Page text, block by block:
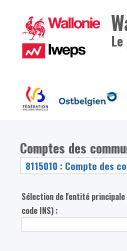
Comptes des
Sélection de l'entité principale
code INS) :